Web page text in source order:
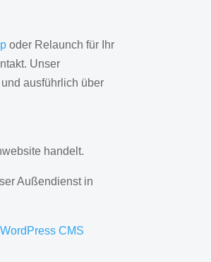
oder Relaunch für Ihr
Unser
ausführlich über
handelt.
Außendienst in
CMS